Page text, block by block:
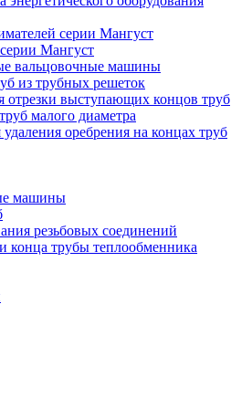
серии Мангуст
Мангуст
вальцовочные машины
из трубных решеток
выступающих концов труб
малого диаметра
оребрения на концах труб
машины
резьбовых соединений
конца трубы теплообменника